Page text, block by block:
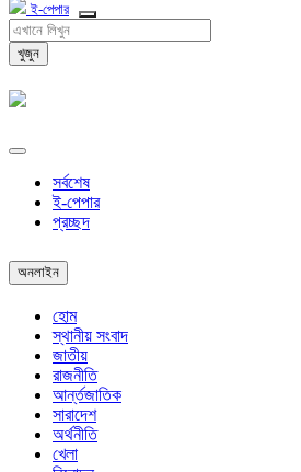
ই-পেপার
খুজুন
সর্বশেষ
ই-পেপার
প্রচ্ছদ
অনলাইন
হোম
স্থানীয় সংবাদ
জাতীয়
রাজনীতি
আর্ন্তজাতিক
সারাদেশ
অর্থনীতি
খেলা